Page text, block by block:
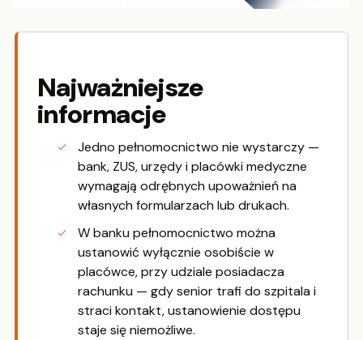
Najważniejsze
informacje
Jedno pełnomocnictwo nie wystarczy —
bank, ZUS, urzędy i placówki medyczne
wymagają odrębnych upoważnień na
własnych formularzach lub drukach.
W banku pełnomocnictwo można
ustanowić wyłącznie osobiście w
placówce, przy udziale posiadacza
rachunku — gdy senior trafi do szpitala i
straci kontakt, ustanowienie dostępu
staje się niemożliwe.